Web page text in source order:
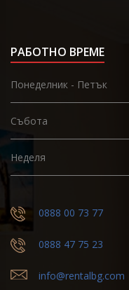
РАБОТНО ВРЕМЕ
Понеделник - Петък
Събота
Неделя
0888 00 73 77
0888 47 75 23
info@rentalbg.com